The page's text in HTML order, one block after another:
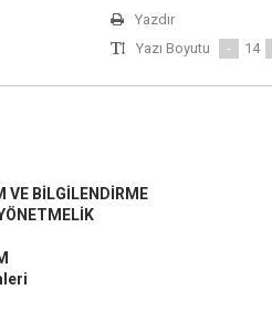
Yazdır
Yazı Boyutu
- 14
VE BİLGİLENDİRME